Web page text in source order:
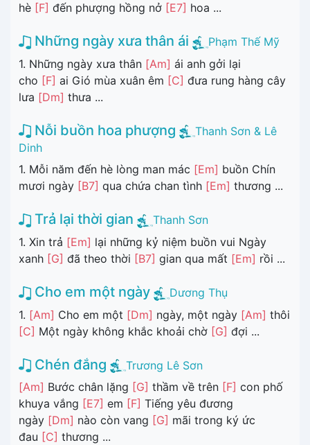
hè [F] đến phượng hồng nở [E7] hoa ...
Những ngày xưa thân ái
Phạm Thế Mỹ
1. Những ngày xưa thân [Am] ái anh gởi lại
cho [F] ai Gió mùa xuân êm [C] đưa rung hàng cây
lưa [Dm] thưa ...
Nỗi buồn hoa phượng
Thanh Sơn & Lê
Dinh
1. Mỗi năm đến hè lòng man mác [Em] buồn Chín
mươi ngày [B7] qua chứa chan tình [Em] thương ...
Trả lại thời gian
Thanh Sơn
1. Xin trả [Em] lại những kỷ niệm buồn vui Ngày
xanh [G] đã theo thời [B7] gian qua mất [Em] rồi ...
Cho em một ngày
Dương Thụ
1. [Am] Cho em một [Dm] ngày, một ngày [Am] thôi
[C] Một ngày không khắc khoải chờ [G] đợi ...
Chén đắng
Trương Lê Sơn
[Am] Bước chân lặng [G] thầm về trên [F] con phố
khuya vắng [E7] em [F] Tiếng yêu đương
ngày [Dm] nào còn vang [G] mãi trong ký ức
đau [C] thương ...